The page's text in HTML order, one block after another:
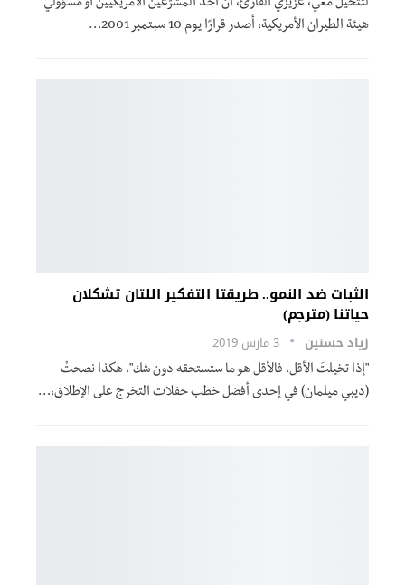
لتتخيل معي، عزيزي القارئ، أن أحد المشرّعين الأمريكيين أو مسؤولي
هيئة الطيران الأمريكية، أصدر قرارًا يوم 10 سبتمبر 2001…
الثبات ضد النمو.. طريقتا التفكير اللتان تشكلان
حياتنا (مترجم)
زياد حسنين 3 مارس 2019
"إذا تخيلتَ الأقل، فالأقل هو ما ستستحقه دون شك"، هكذا نصحتْ
(ديبي ميلمان) في إحدى أفضل خطب حفلات التخرج على الإطلاق،…